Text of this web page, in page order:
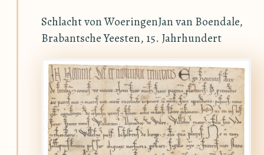
Schlacht von WoeringenJan van Boendale,
Brabantsche Yeesten, 15. Jahrhundert